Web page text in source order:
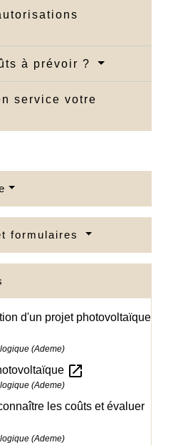
à prévoir ?
service votre
formulaires
d'un projet photovoltaïque
(Ademe)
open_in_new
(Ademe)
les coûts et évaluer
(Ademe)